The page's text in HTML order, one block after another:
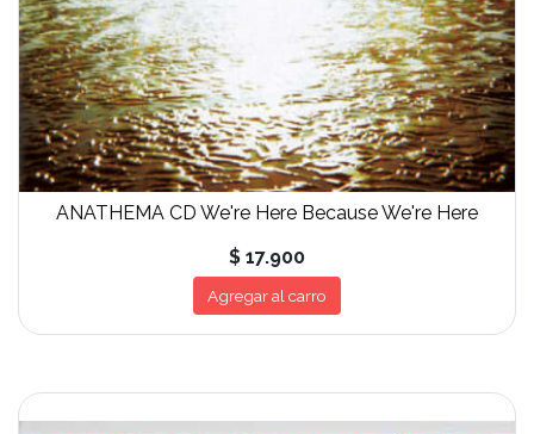
ANATHEMA CD We're Here Because We're Here
$ 17.900
Agregar al carro